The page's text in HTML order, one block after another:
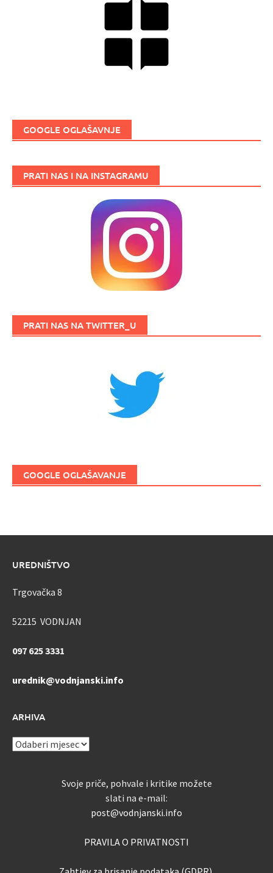
GOOGLE OGLAŠAVNJE
PRATI NAS I NA INSTAGRAMU
PRATI NAS NA TWITTER_U
GOOGLE OGLAŠAVANJE
UREDNIŠTVO
Trgovačka 8
52215 VODNJAN
097 625 3331
urednik@vodnjanski.info
ARHIVA
ARHIVA
Svoje priče, pohvale i kritike možete
slati na e-mail:
post@vodnjanski.info
PRAVILA O PRIVATNOSTI